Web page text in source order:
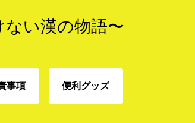
い漢の物語〜
事項 便利グッズ